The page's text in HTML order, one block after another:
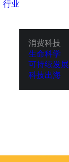
行业
消费科技
生命科学
可持续发展
科技出海